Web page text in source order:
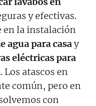
y efectivas.
en la instalación
agua para casay
eléctricas para
. Los atascos en
común, pero en
con